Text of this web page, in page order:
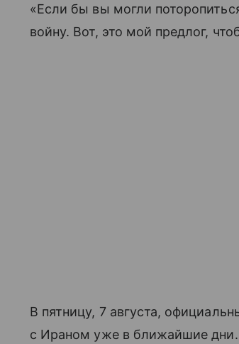
«Если бы вы могли
войну. Вот, это мой предлог,
В пятницу, 7 августа,
с Ираном уже в ближайшие дни.